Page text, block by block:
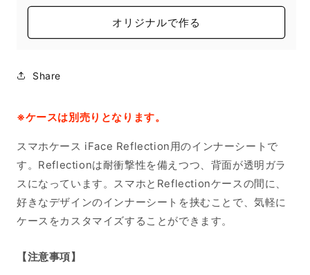
オリジナルで作る
Share
※ケースは別売りとなります。
スマホケース iFace Reflection用のインナーシートで
す。Reflectionは耐衝撃性を備えつつ、背面が透明ガラ
スになっています。スマホとReflectionケースの間に、
好きなデザインのインナーシートを挟むことで、気軽に
ケースをカスタマイズすることができます。
【注意事項】